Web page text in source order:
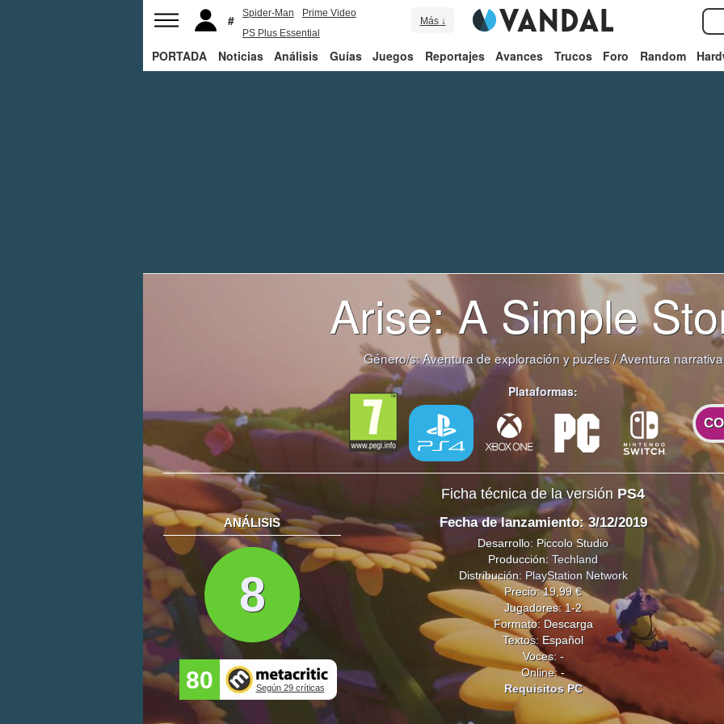
Spider-Man
Prime Video
PS Plus Essential
George R.R. Martin
Más ↓
PORTADA Noticias Análisis Guías Juegos Reportajes Avances Trucos Foro Random
Arise: A Simple
Género/s:Aventura de exploración y puzles/Aventura narrativa
Plataformas:
Ficha técnica de la versión PS4
ANÁLISIS
8
80 Según 29 críticas
Fecha de lanzamiento: 3/12/2019
Desarrollo: Piccolo Studio
Producción: Techland
Distribución: PlayStation Network
Precio: 19,99 €
Jugadores: 1-2
Formato: Descarga
Textos: Español
Voces: -
Online: -
Requisitos PC